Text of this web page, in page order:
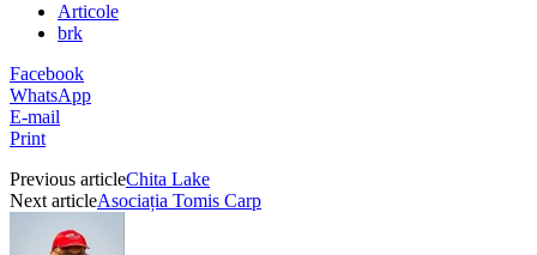
Articole
brk
Facebook
WhatsApp
E-mail
Print
Previous articleChita Lake
Next articleAsociația Tomis Carp